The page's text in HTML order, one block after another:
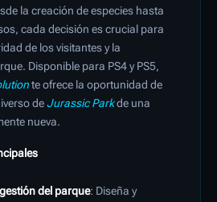
la creación de especies hasta
cada decisión es crucial para
de los visitantes y la
Disponible para PS4 y PS5,
te ofrece la oportunidad de
deJurassic Parkde una
nueva.
del parque: Diseña y